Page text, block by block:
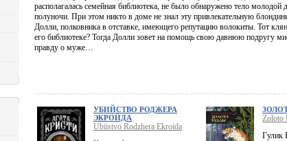
располагалась семейная библиотека, не было обнаружено тело
полуночи. При этом никто в доме не знал эту привлекательную
Долли, полковника в отставке, имеющего репутацию волокиты. Тот
его библиотеке? Тогда Долли зовет на помощь свою давнюю подругу
правду о муже…
УБИЙСТВО РОДЖЕРА
ЭКРОЙДА
Ubiistvo Rodzhera Ekroida
Zoloto
Гулик